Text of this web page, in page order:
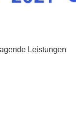
Leistungen